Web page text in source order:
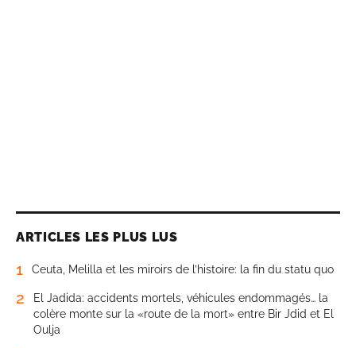
ARTICLES LES PLUS LUS
1 Ceuta, Melilla et les miroirs de l’histoire: la fin du statu quo
2
El Jadida: accidents mortels, véhicules endommagés… la
colère monte sur la «route de la mort» entre Bir Jdid et El
Oulja